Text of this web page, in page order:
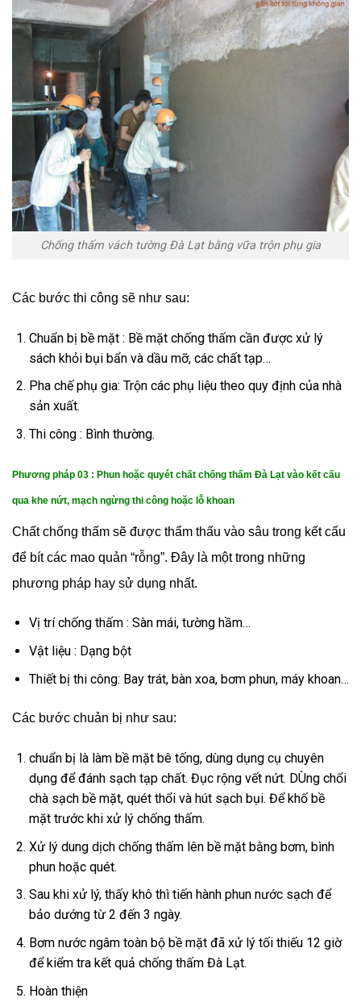
Chống thấm vách tường Đà Lạt bằng vữa trộn phụ gia
Các bước thi công sẽ như sau:
Chuẩn bị bề mặt : Bề mặt chống thấm cần được xử lý
sách khỏi bụi bẩn và dầu mỡ, các chất tạp…
Pha chế phụ gia: Trộn các phụ liệu theo quy định của nhà
sản xuất.
Thi công : Bình thường.
Phương pháp 03 : Phun hoặc quyét chất chống thấm Đà Lạt vào kết cấu
qua khe nứt, mạch ngừng thi công hoặc lỗ khoan
Chất chống thấm sẽ được thẩm thấu vào sâu trong kết cấu
để bít các mao quản “rỗng”. Đây là một trong những
phương pháp hay sử dụng nhất.
Vị trí chống thấm : Sàn mái, tường hầm…
Vật liệu : Dạng bột
Thiết bị thi công: Bay trát, bàn xoa, bơm phun, máy khoan…
Các bước chuản bị như sau:
chuẩn bị là làm bề mặt bê tống, dùng dụng cụ chuyên
dụng để đánh sạch tạp chất. Đục rộng vết nứt. DÙng chổi
chà sạch bề mặt, quét thổi và hút sạch bụi. Để khố bề
mặt trước khi xử lý chống thấm.
Xử lý dung dịch chống thấm lên bề mặt bằng bơm, bình
phun hoặc quét.
Sau khi xử lý, thấy khô thì tiến hành phun nước sạch để
bảo dướng từ 2 đến 3 ngày.
Bơm nước ngâm toàn bộ bề mặt đã xử lý tối thiếu 12 giờ
để kiểm tra kết quả chống thấm Đà Lạt.
Hoàn thiện